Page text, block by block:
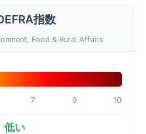
指数
Food & Rural Affairs
7 9 10
低い